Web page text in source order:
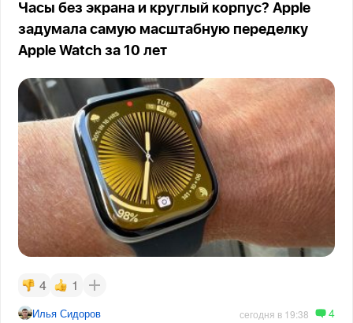
Часы без экрана и круглый корпус? Apple
задумала самую масштабную переделку
Apple Watch за 10 лет
4 1
Илья Сидоров сегодня в 19:38 4